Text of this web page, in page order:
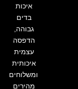
איכות
בדים
גבוהה,
הדפסה
עצמית
איכותית
ומשלוחים
מהירים